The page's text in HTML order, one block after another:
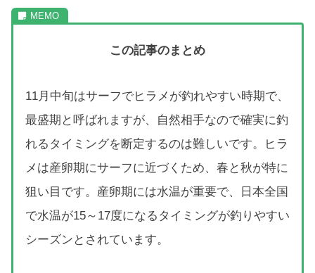
この記事のまとめ
11月中旬はサーフでヒラメが釣れやすい時期で、
最盛期と呼ばれますが、自然相手なので確実に釣
れるタイミングを断定するのは難しいです。ヒラ
メは産卵期にサーフに近づくため、春と秋が特に
狙い目です。産卵期には水温が重要で、日本全国
で水温が15～17度になるタイミングが釣りやすい
シーズンとされています。